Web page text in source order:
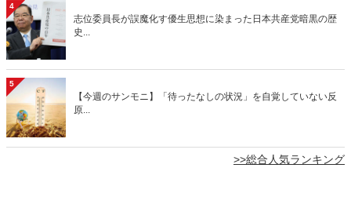
4
志位委員長が誤魔化す優生思想に染まった日本共産党暗黒の歴
史...
5
【今週のサンモニ】「待ったなしの状況」を自覚していない反
原...
>>総合人気ランキング